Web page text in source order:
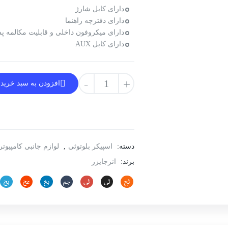
دارای کابل شارژ
دارای دفترچه راهنما
دارای میکروفون داخلی و قابلیت
دارای کابل AUX
-
بلوتوث
+ افزودن به سبد خرید
دسته: اسپیکر بلوتوثی , لوازم جانبی کامپیوتر
برند:
انرجایزر